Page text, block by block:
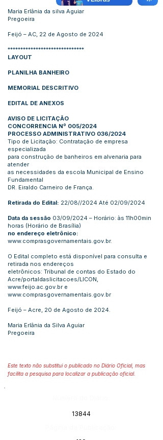
Maria Erlânia da silva Aguiar
Pregoeira
Feijó – AC, 22 de Agosto de 2024
******************************
LAYOUT
PLANILHA BANHEIRO
MEMORIAL DESCRITIVO
EDITAL DE ANEXOS
AVISO DE LICITAÇÃO
CONCORRENCIA Nº 005/2024
PROCESSO ADMINISTRATIVO 036/2024
Tipo de Licitação: Contratação de empresa
especializada
para construção de banheiros em alvenaria para
atender
as necessidades da escola Municipal de Ensino
Fundamental
DR. Eiraldo Carneiro de França.
Retirada do Edital: 22/08//2024 Até 02/09/2024
Data da sessão 03/09/2024 – Horário: às 11h00min
horas (Horário de Brasília)
no endereço eletrônico:
www.comprasgovernamentais.gov.br.
O Edital completo está disponível para consulta e
retirada nos endereços
eletrônicos: Tribunal de contas do Estado do
Acre/portaldaslicitacoes/LICON,
www.feijo.ac.gov.br e
www.comprasgovernamentais.gov.br
Feijó – Acre, 20 de Agosto de 2024.
Maria Erlânia da Silva Aguiar
Pregoeira
Este texto não substitui o publicado no Diário Oficial, mas
facilita a pesquisa para localizar a publicação oficial.
13844